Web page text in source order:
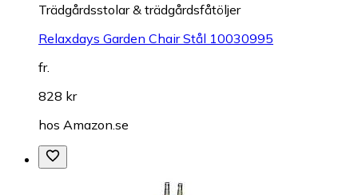
Trädgårdsstolar & trädgårdsfåtöljer
Relaxdays Garden Chair Stål 10030995
fr.
828 kr
hos Amazon.se